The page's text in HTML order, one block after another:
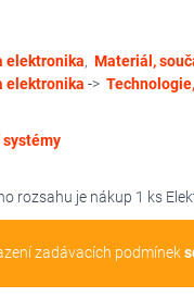
elektronika, Materiál,
elektronika ->
rozsahu je nákup 1 ks
zadávacích podmínek